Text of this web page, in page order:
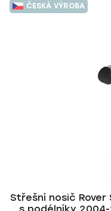
ČESKÁ VÝROBA
Střešní nosič